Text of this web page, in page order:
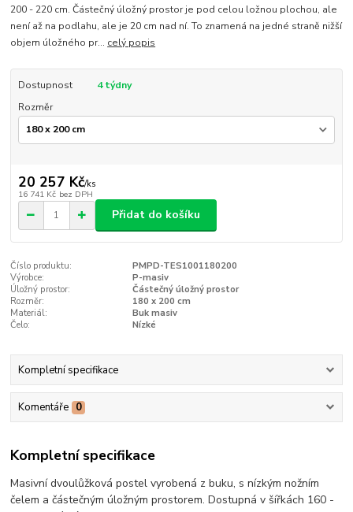
200 - 220 cm. Částečný úložný prostor je pod celou ložnou plochou, ale
není až na podlahu, ale je 20 cm nad ní. To znamená na jedné straně nižší
objem úložného pr... celý popis
Dostupnost
4 týdny
Rozměr
20 257 Kč/ks
16 741 Kč bez DPH
Přidat do košíku
Číslo produktu:
PMPD-TES1001180200
Výrobce:
P-masiv
Úložný prostor:
Částečný úložný prostor
Rozměr:
180 x 200 cm
Materiál:
Buk masiv
Čelo:
Nízké
Kompletní specifikace
Komentáře 0
Kompletní specifikace
Masivní dvoulůžková postel vyrobená z buku, s nízkým nožním
čelem a částečným úložným prostorem. Dostupná v šířkách 160 -